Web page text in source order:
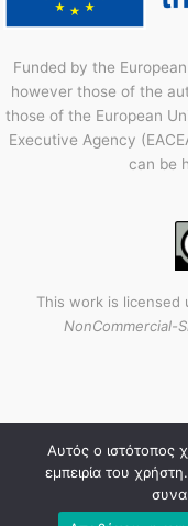
Funded by the
however those of the
those of the European
Executive Agency
can be
This work is licensed
NonCommercial-
Copyright ©
Αυτός ο ιστότοπος
εμπειρία του